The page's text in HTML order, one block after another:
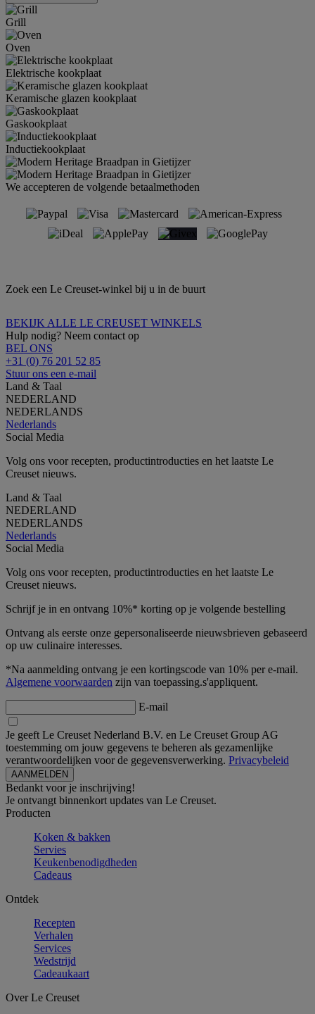
Grill
Oven
Elektrische kookplaat
Keramische glazen kookplaat
Gaskookplaat
Inductiekookplaat
We accepteren de volgende betaalmethoden
Zoek een Le Creuset-winkel bij u in de buurt
BEKIJK ALLE LE CREUSET WINKELS
Hulp nodig? Neem contact op
BEL ONS
+31 (0) 76 201 52 85
Stuur ons een e-mail
Land & Taal
NEDERLAND
NEDERLANDS
Nederlands
Social Media
Volg ons voor recepten, productintroducties en het laatste Le
Creuset nieuws.
Land & Taal
NEDERLAND
NEDERLANDS
Nederlands
Social Media
Volg ons voor recepten, productintroducties en het laatste Le
Creuset nieuws.
Schrijf je in en ontvang 10%* korting op je volgende bestelling
Ontvang als eerste onze gepersonaliseerde nieuwsbrieven gebaseerd
op uw culinaire interesses.
*Na aanmelding ontvang je een kortingscode van 10% per e-mail.
Algemene voorwaarden zijn van toepassing.s'appliquent.
E-mail
Je geeft Le Creuset Nederland B.V. en Le Creuset Group AG
toestemming om jouw gegevens te beheren als gezamenlijke
verantwoordelijken voor de gegevensverwerking. Privacybeleid
Bedankt voor je inschrijving!
Je ontvangt binnenkort updates van Le Creuset.
Producten
Koken & bakken
Servies
Keukenbenodigdheden
Cadeaus
Ontdek
Recepten
Verhalen
Services
Wedstrijd
Cadeaukaart
Over Le Creuset